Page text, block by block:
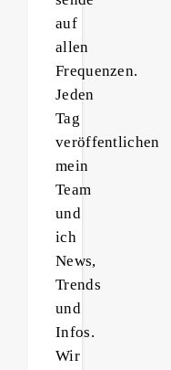
auf
allen
Frequenzen.
Jeden
Tag
veröffentlichen
mein
Team
und
ich
News,
Trends
und
Infos.
Wir